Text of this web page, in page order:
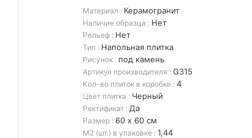
Материал : Керамогранит
Наличие образца : Нет
Рельеф : Нет
Тип : Напольная плитка
Рисунок : под камень
Артикул производителя : G315
Кол-во плиток в коробке : 4
Цвет плитка : Черный
Ректификат : Да
Размер : 60 х 60 см
М2 (шт.) в упаковке : 1,44